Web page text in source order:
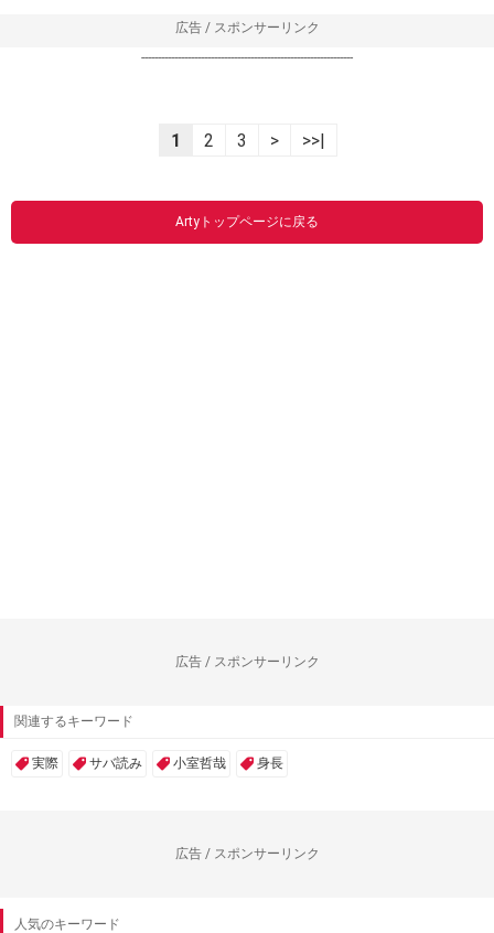
広告 / スポンサーリンク
----------------------------------------------------------------
1 2 3 > >>|
Artyトップページに戻る
広告 / スポンサーリンク
関連するキーワード
実際 サバ読み 小室哲哉 身長
広告 / スポンサーリンク
人気のキーワード